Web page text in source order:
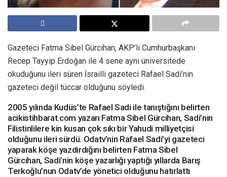
Gazeteci Fatma Sibel Gürcihan, AKP’li Cumhurbaşkanı
Recep Tayyip Erdoğan ile 4 sene aynı üniversitede
okuduğunu ileri süren İsrailli gazeteci Rafael Sadi’nin
gazeteci değil tüccar olduğunu söyledi.
2005 yılında Kudüs’te Rafael Sadi ile tanıştığını belirten
acikistihbarat.com yazarı Fatma Sibel Gürcihan, Sadi’nin
Filistinlilere kin kusan çok sıkı bir Yahudi milliyetçisi
olduğunu ileri sürdü. Odatv’nin Rafael Sadi’yi gazeteci
yaparak köşe yazdırdığını belirten Fatma Sibel
Gürcihan, Sadi’nin köşe yazarlığı yaptığı yıllarda Barış
Terkoğlu’nun Odatv’de yönetici olduğunu hatırlattı